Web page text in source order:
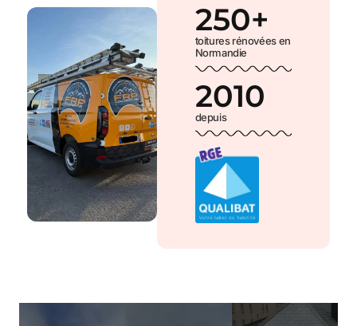
toitures rénovées en
Normandie
250+
depuis
2010